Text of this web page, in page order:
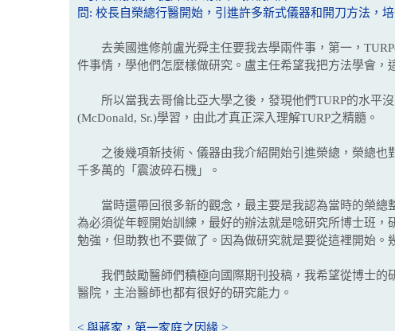
問: 校長自榮總行醫開始，引進許多新式儀器和開刀方法，
去美國進修前盧光舜主任要我去學兩件事，第一，
件事情，學他們怎麼樣做研究。盧主任希望我把方法學會，
所以當我去哥倫比亞大學之後，發現他們TURP的水平沒
(McDonald, Sr.)學習，由此才真正深入理解TURP之精髓。
之後幾項新技術、儀器由我介紹開始引進榮總，榮總也
千多萬的「震波碎石機」。
當時還帶回很多新的觀念，最主要是我認為當時的榮總
為必須從年輕開始訓練，最好的辦法就是唸研究所博士班
勉強，但助教也不要做了。因為做研究就是要從這裡開始。
我們鼓勵醫師們積極向國際期刊投稿，我希望從博士的
醫院，主治醫師也都有很好的研究能力。
< 與蔣家，第一家庭之因緣 >